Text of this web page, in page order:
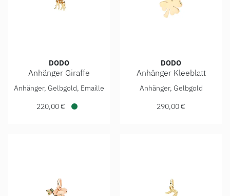
DODO
Anhänger Giraffe
DoDo Anhänger Giraffe, Ref: DMC6018-GIRAF-GI09G,
Anhänger, Gelbgold, Emaille
220,00 €
DODO
Anhänger Kleeblatt
DoDo Anhänger Kleeblatt,
Anhänger, Gelbgold
290,00 €